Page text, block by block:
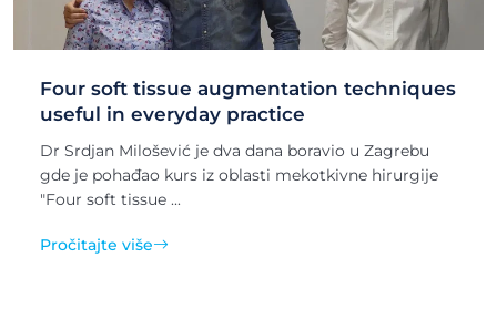
Four soft tissue augmentation techniques
useful in everyday practice
Dr Srdjan Milošević je dva dana boravio u Zagrebu
gde je pohađao kurs iz oblasti mekotkivne hirurgije
"Four soft tissue ...
Pročitajte više